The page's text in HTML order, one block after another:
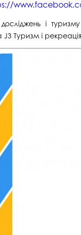
і
Туризм і